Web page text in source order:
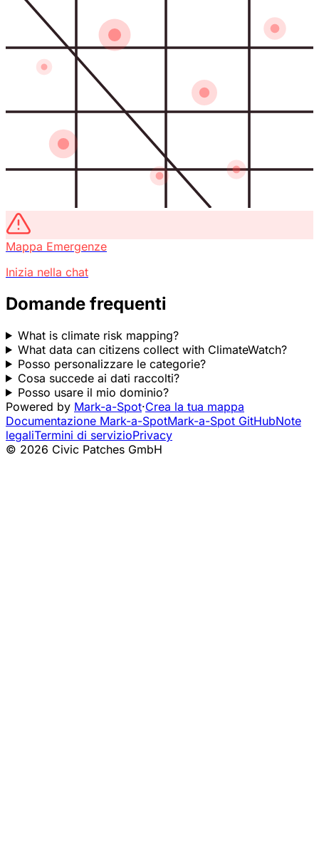
Mappa Emergenze
Inizia nella chat
Domande frequenti
What is climate risk mapping?
What data can citizens collect with ClimateWatch?
Posso personalizzare le categorie?
Cosa succede ai dati raccolti?
Posso usare il mio dominio?
Powered by Mark-a-Spot·Crea la tua mappa
Documentazione Mark-a-SpotMark-a-Spot GitHubNote
legaliTermini di servizioPrivacy
© 2026 Civic Patches GmbH